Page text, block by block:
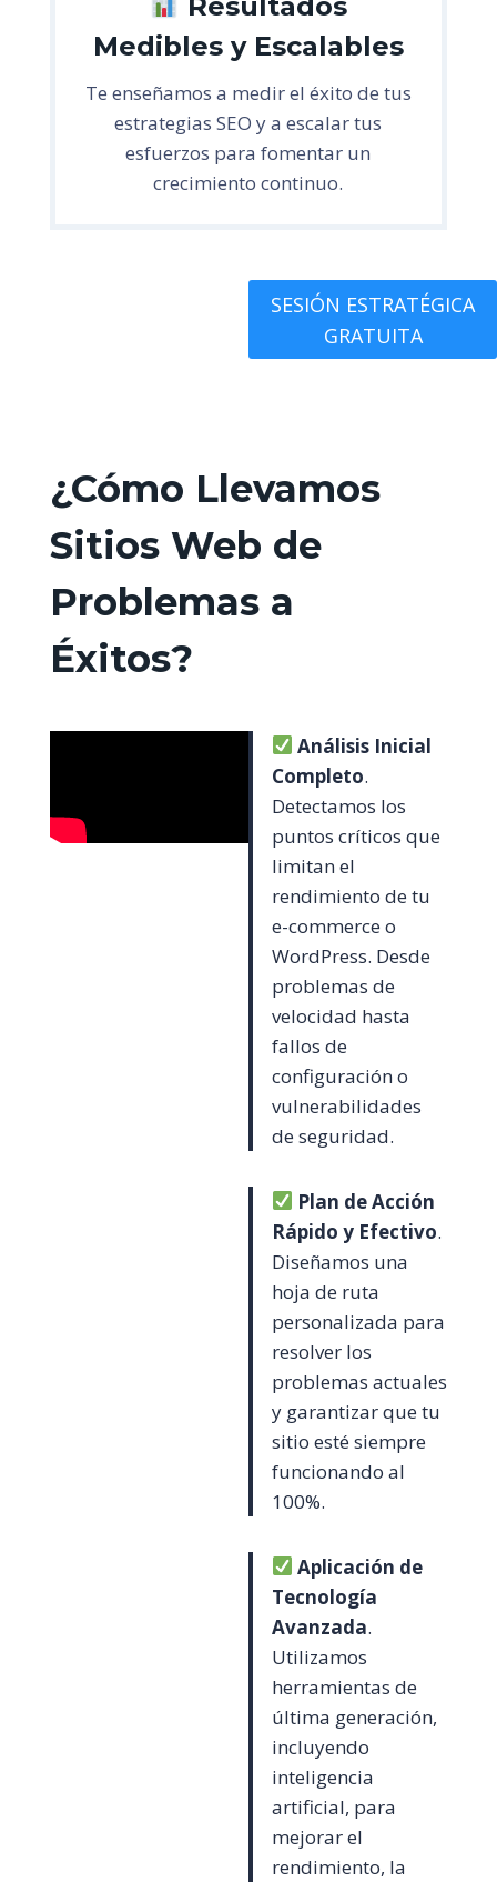
Resultados
Medibles y Escalables
Te enseñamos a medir el éxito de tus
estrategias SEO y a escalar tus
esfuerzos para fomentar un
crecimiento continuo.
SESIÓN ESTRATÉGICA
GRATUITA
¿Cómo Llevamos
Sitios Web de
Problemas a
Éxitos?
Análisis Inicial
Completo.
Detectamos los
puntos críticos que
limitan el
rendimiento de tu
e-commerce o
WordPress. Desde
problemas de
velocidad hasta
fallos de
configuración o
vulnerabilidades
de seguridad.
Plan de Acción
Rápido y Efectivo.
Diseñamos una
hoja de ruta
personalizada para
resolver los
problemas actuales
y garantizar que tu
sitio esté siempre
funcionando al
100%.
Aplicación de
Tecnología
Avanzada.
Utilizamos
herramientas de
última generación,
incluyendo
inteligencia
artificial, para
mejorar el
rendimiento, la